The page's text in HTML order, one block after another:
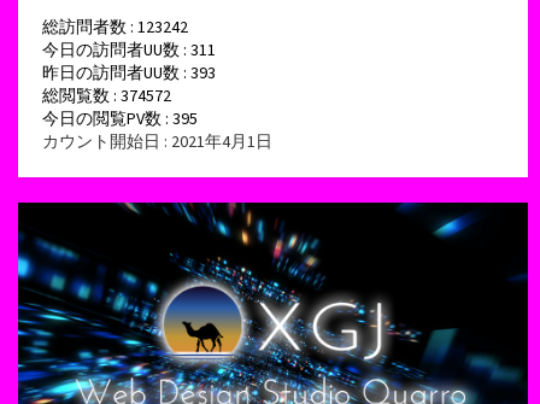
総訪問者数 : 123242
今日の訪問者UU数 : 311
昨日の訪問者UU数 : 393
総閲覧数 : 374572
今日の閲覧PV数 : 395
カウント開始日 : 2021年4月1日